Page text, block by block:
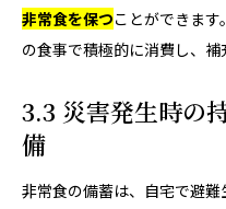
非常食を保つことができま
の食事で積極的に消費し、補
3.3 災害発生時の
備
非常食の備蓄は、自宅で避難